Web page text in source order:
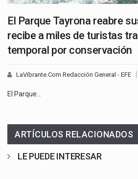
El Parque Tayrona reabre
recibe a miles de turistas
temporal por conservación
LaVibrante.Com Redacción General - EFE
El Parque…
ARTÍCULOS RELACIONADOS
LE PUEDE INTERESAR